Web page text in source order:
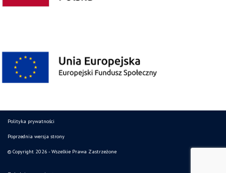
Polityka prywatności
Poprzednia wersja strony
© Copyright 2026 - Wszelkie Prawa Zastrzeżone